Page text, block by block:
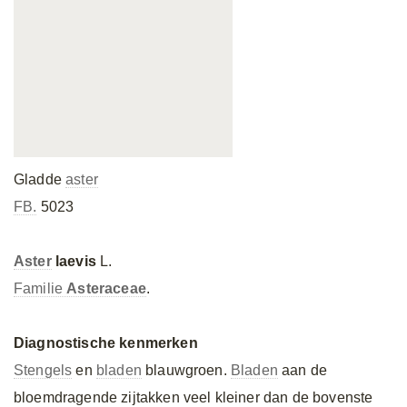
Gladdeaster
FB. 5023
AsterlaevisL.
Familie Asteraceae.
Diagnostische kenmerken
Stengels en bladen blauwgroen. Bladen aan de
bloemdragende zijtakken veel kleiner dan de bovenste